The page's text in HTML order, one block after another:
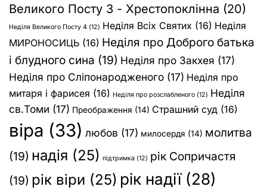
Великого Посту 3 - Хрестопоклінна (20)
Неділя Великого Посту 4 (12) Неділя Всіх Святих (16) Неділя
МИРОНОСИЦЬ (16) Неділя про Доброго батька
і блудного сина (19) Неділя про Закхея (17)
Неділя про Сліпонародженого (17) Неділя про
митаря і фарисея (16) Неділя про розслабленого (12) Неділя
св.Томи (17) Преображення (14) Страшний суд (16)
віра (33) любов (17) милосердя (14) молитва
(19) надія (25) підтримка (12) рік Сопричастя
(19) рік віри (25) рік надії(28)